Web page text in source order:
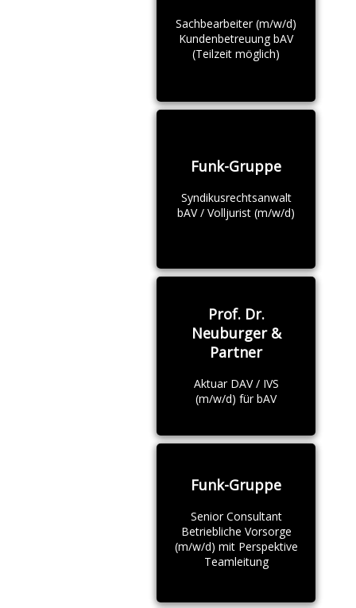
Sachbearbeiter (m/w/d)
Kundenbetreuung bAV
(Teilzeit möglich)
Funk-Gruppe
Syndikusrechtsanwalt
bAV / Volljurist (m/w/d)
Prof. Dr.
Neuburger &
Partner
Aktuar DAV / IVS
(m/w/d) für bAV
Funk-Gruppe
Senior Consultant
Betriebliche Vorsorge
(m/w/d) mit Perspektive
Teamleitung